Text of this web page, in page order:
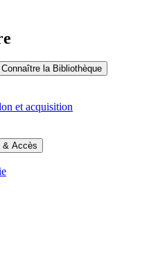
Connaître la Bibliothèque
et acquisition
& Accès